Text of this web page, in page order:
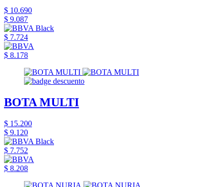
$ 10.690
$ 9.087
$ 7.724
$ 8.178
BOTA MULTI
$ 15.200
$ 9.120
$ 7.752
$ 8.208